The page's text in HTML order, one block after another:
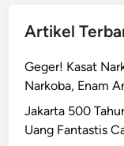
Artikel
Geger! Kasat
Narkoba, Enam
Jakarta 500
Uang Fantastis